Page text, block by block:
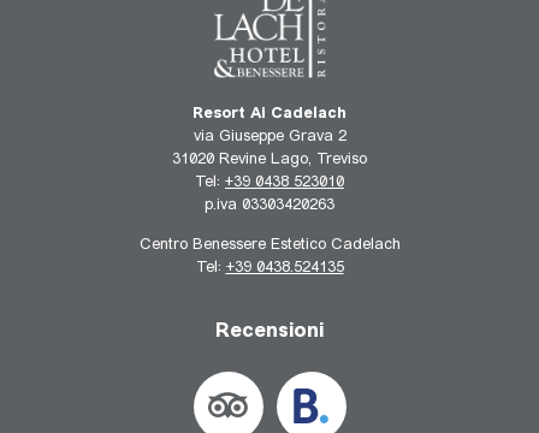
Resort Ai Cadelach
via Giuseppe Grava 2
31020 Revine Lago, Treviso
Tel: +39 0438 523010
p.iva 03303420263
Centro Benessere Estetico Cadelach
Tel: +39 0438.524135
Recensioni